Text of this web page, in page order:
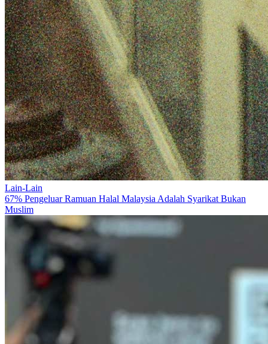
Lain-Lain
67% Pengeluar Ramuan Halal Malaysia Adalah Syarikat Bukan
Muslim